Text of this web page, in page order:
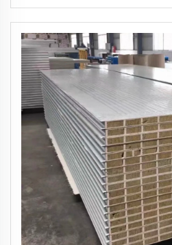
заказу для